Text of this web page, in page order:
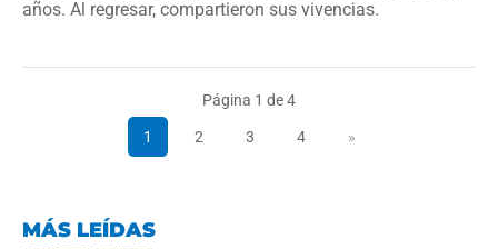
años. Al regresar, compartieron sus vivencias.
Página 1 de 4
1 2 3 4 »
MÁS LEÍDAS